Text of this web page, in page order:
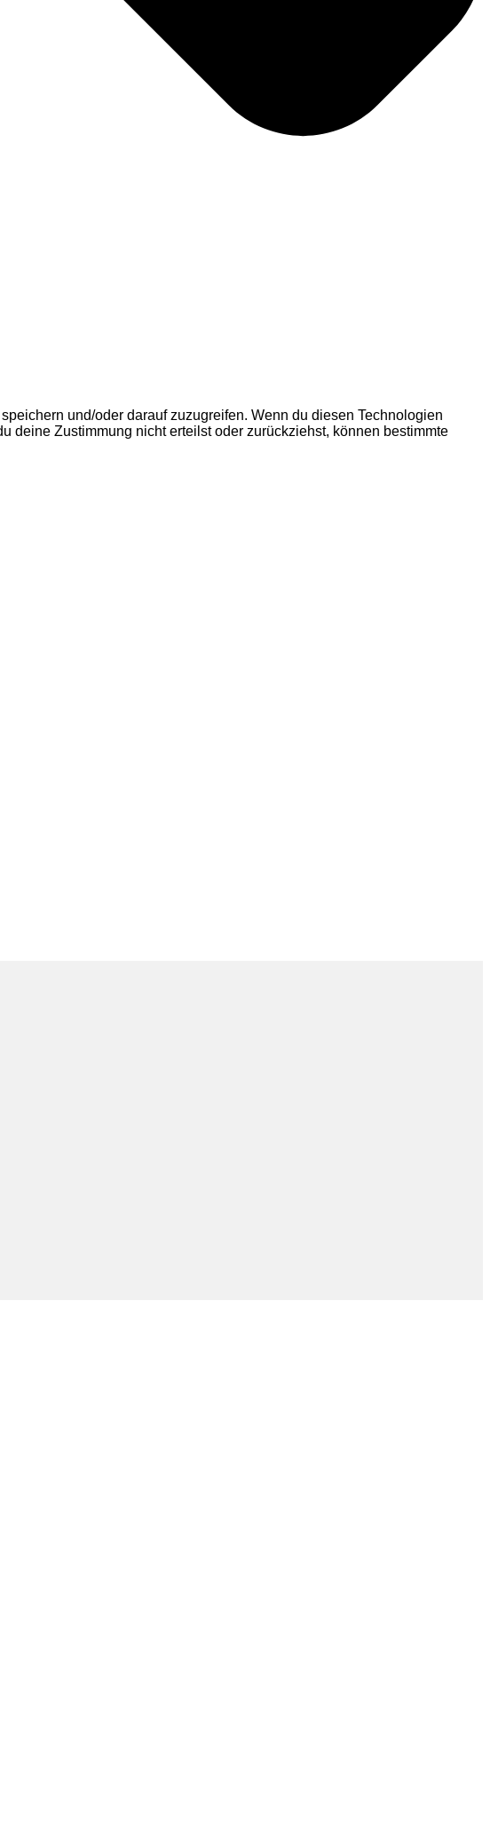
und/oder darauf zuzugreifen. Wenn du diesen Technologien
deine Zustimmung nicht erteilst oder zurückziehst, können bestimmte